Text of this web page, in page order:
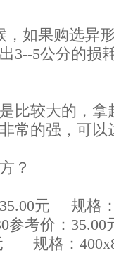
，如果购选异
3--5公分的损
比较大的，
常的强，可以
？
元 规格
参考价：
规格：